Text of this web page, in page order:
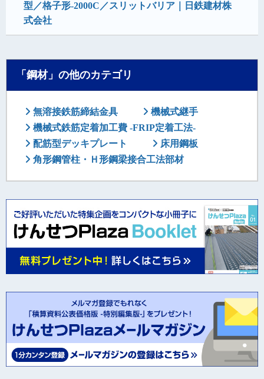
型／格子形-2000C／スリットバリア｜日鉄建材株
式会社
「鋼材」の他のカテゴリ
無溶接鉄筋締結金具
機械式継手
機械式鉄筋定着加工費 -FRIP定着工法-
配筋型デッキプレート
床用鋼板
角形鋼管柱・Ｈ形鋼梁接合工法部材